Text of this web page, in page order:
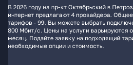
В 2026 году на пр-кт Октябрьский в
интернет предлагают 4 провайдера.
тарифов - 99. Вы можете выбрать
800 Мбит/с. Цены на услуги варьируются
месяц. Подайте заявку на подходящий
необходимые опции и стоимость.